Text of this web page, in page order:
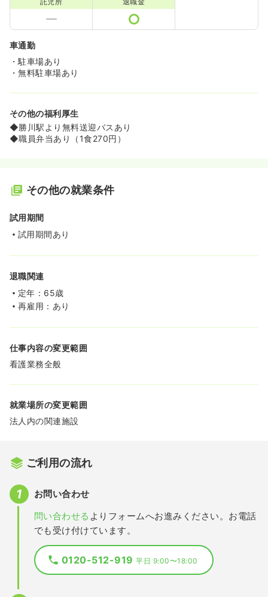
車通勤
・駐車場あり
・無料駐車場あり
その他の福利厚生
◆勝川駅より無料送迎バスあり
◆職員弁当あり（1食270円）
その他の就業条件
試用期間
試用期間あり
退職関連
定年：65歳
再雇用：あり
仕事内容の変更範囲
看護業務全般
就業場所の変更範囲
法人内の関連施設
ご利用の流れ
お問い合わせ
問い合わせる よりフォームへお進みください。お電話
でも受け付けています。
0120-512-919平日 9:00〜18:00